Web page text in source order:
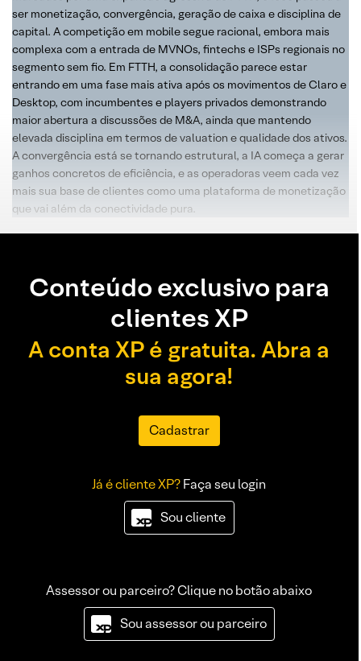
ser monetização, convergência, geração de caixa e disciplina de
capital. A competição em mobile segue racional, embora mais
complexa com a entrada de MVNOs, fintechs e ISPs regionais no
segmento sem fio. Em FTTH, a consolidação parece estar
entrando em uma fase mais ativa após os movimentos de Claro e
Desktop, com incumbentes e players privados demonstrando
maior abertura a discussões de M&A, ainda que mantendo
elevada disciplina em termos de valuation e qualidade dos ativos.
A convergência está se tornando estrutural, a IA começa a gerar
ganhos concretos de eficiência, e as operadoras veem cada vez
mais sua base de clientes como uma plataforma de monetização
que vai além da conectividade pura.
Conteúdo exclusivo para
clientes XP
A conta XP é gratuita. Abra a
sua agora!
Cadastrar
Já é cliente XP?Faça seu login
Sou cliente
Assessor ou parceiro? Clique no botão abaixo
Sou assessor ou parceiro